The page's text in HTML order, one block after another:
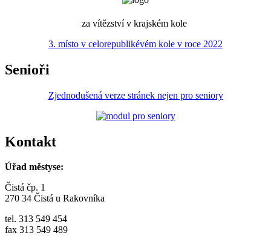
za vítězství v krajském kole
3. místo v celorepublikévém kole v roce 2022
Senioři
Zjednodušená verze stránek nejen pro seniory
Kontakt
Úřad městyse:
Čistá čp. 1
270 34 Čistá u Rakovníka
tel. 313 549 454
fax 313 549 489